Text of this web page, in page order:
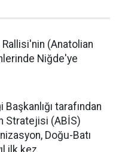
(Anatolian
Niğde'ye
Başkanlığı tarafından
Stratejisi (ABİS)
Doğu-Batı
ilk kez